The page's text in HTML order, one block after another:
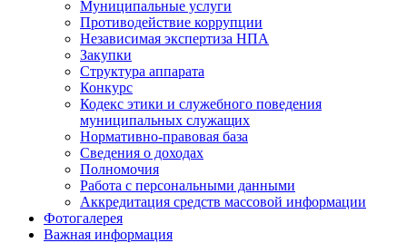
Муниципальные услуги
Противодействие коррупции
Независимая экспертиза НПА
Закупки
Структура аппарата
Конкурс
Кодекс этики и служебного поведения
муниципальных служащих
Нормативно-правовая база
Сведения о доходах
Полномочия
Работа с персональными данными
Аккредитация средств массовой информации
Фотогалерея
Важная информация